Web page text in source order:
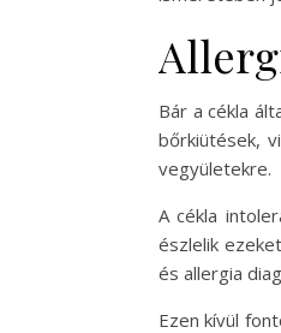
Bár a cékla
bőrkiütések,
vegyületekre.
A cékla
észlelik
és allergia
Ezen kívül